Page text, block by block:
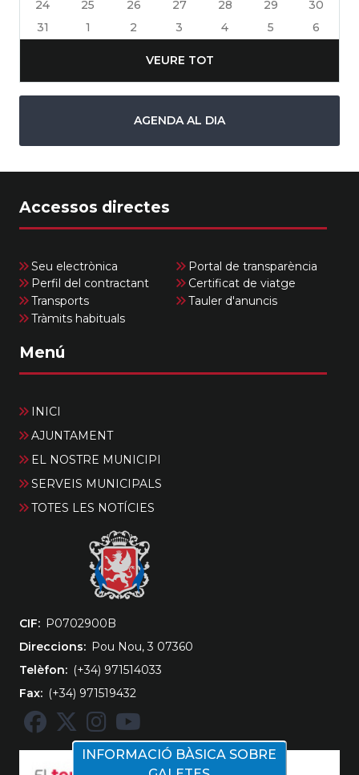
24
25 26 27 28 29
30
31
1 2 3 4 5 6
VEURE TOT
AGENDA AL DIA
Accessos directes
Seu electrònica
Portal de transparència
Perfil del contractant
Certificat de viatge
Transports
Tauler d'anuncis
Tràmits habituals
Menú
INICI
AJUNTAMENT
EL NOSTRE MUNICIPI
SERVEIS MUNICIPALS
TOTES LES NOTÍCIES
CIF
‎P0702900B
Direccions
Pou Nou, 3 07360
Telèfon
(+34) 971514033
Fax
(+34) 971519432
INFORMACIÓ BÀSICA SOBRE